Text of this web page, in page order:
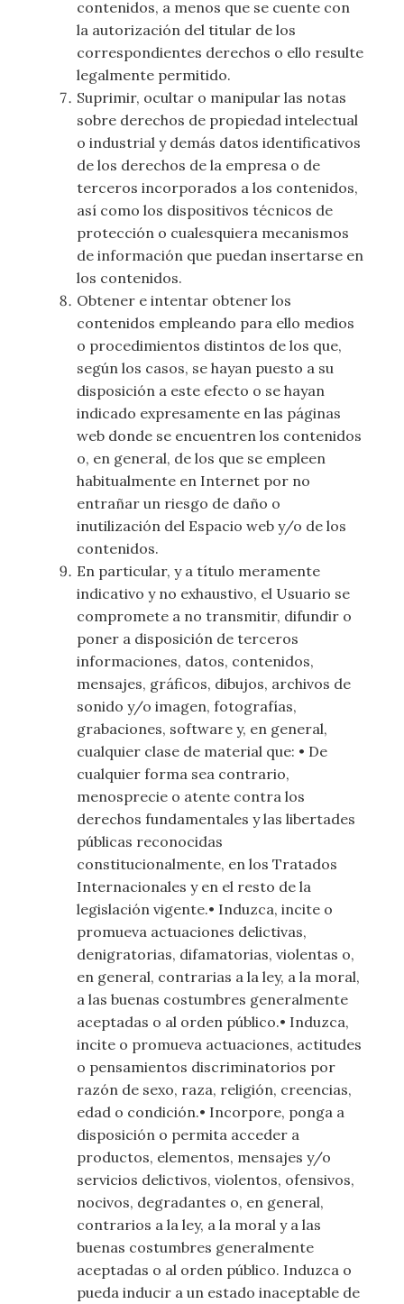
contenidos, a menos que se cuente con
la autorización del titular de los
correspondientes derechos o ello resulte
legalmente permitido.
Suprimir, ocultar o manipular las notas
sobre derechos de propiedad intelectual
o industrial y demás datos identificativos
de los derechos de la empresa o de
terceros incorporados a los contenidos,
así como los dispositivos técnicos de
protección o cualesquiera mecanismos
de información que puedan insertarse en
los contenidos.
Obtener e intentar obtener los
contenidos empleando para ello medios
o procedimientos distintos de los que,
según los casos, se hayan puesto a su
disposición a este efecto o se hayan
indicado expresamente en las páginas
web donde se encuentren los contenidos
o, en general, de los que se empleen
habitualmente en Internet por no
entrañar un riesgo de daño o
inutilización del Espacio web y/o de los
contenidos.
En particular, y a título meramente
indicativo y no exhaustivo, el Usuario se
compromete a no transmitir, difundir o
poner a disposición de terceros
informaciones, datos, contenidos,
mensajes, gráficos, dibujos, archivos de
sonido y/o imagen, fotografías,
grabaciones, software y, en general,
cualquier clase de material que: • De
cualquier forma sea contrario,
menosprecie o atente contra los
derechos fundamentales y las libertades
públicas reconocidas
constitucionalmente, en los Tratados
Internacionales y en el resto de la
legislación vigente.• Induzca, incite o
promueva actuaciones delictivas,
denigratorias, difamatorias, violentas o,
en general, contrarias a la ley, a la moral,
a las buenas costumbres generalmente
aceptadas o al orden público.• Induzca,
incite o promueva actuaciones, actitudes
o pensamientos discriminatorios por
razón de sexo, raza, religión, creencias,
edad o condición.• Incorpore, ponga a
disposición o permita acceder a
productos, elementos, mensajes y/o
servicios delictivos, violentos, ofensivos,
nocivos, degradantes o, en general,
contrarios a la ley, a la moral y a las
buenas costumbres generalmente
aceptadas o al orden público. Induzca o
pueda inducir a un estado inaceptable de